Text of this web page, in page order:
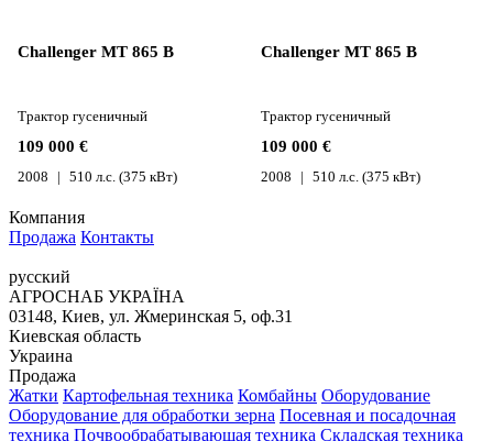
Challenger MT 865 B
109 000 €
Трактор гусеничный
2008 510 л.с. (375 кВт)
Challenger MT 865 B
109 000 €
Трактор гусеничный
2008 510 л.с. (375 кВт)
Компания
Продажа Контакты
русский
АГРОСНАБ УКРАЇНА
03148, Киев, ул. Жмеринская 5, оф.31
Киевская область
Украина
Продажа
Жатки Картофельная техника Комбайны Оборудование
Оборудование для обработки зерна Посевная и посадочная
техника Почвообрабатывающая техника Складская техника